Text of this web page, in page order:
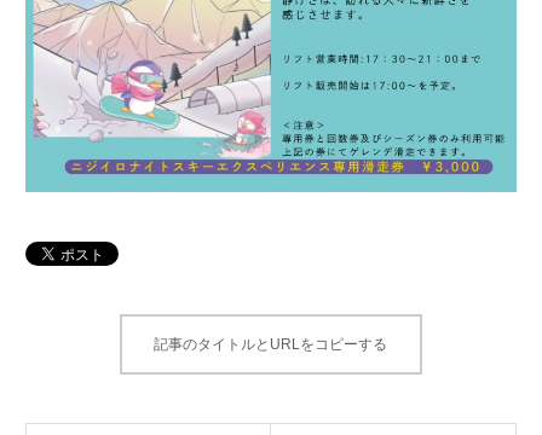
記事のタイトルとURLをコピーする